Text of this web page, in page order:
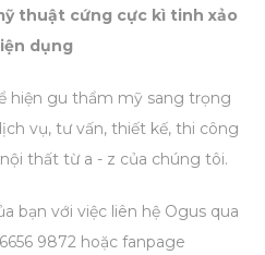
thuật cứng cực kì tinh xảo
dụng
hiện gu thẩm mỹ sang trọng
vụ, tư vấn, thiết kế, thi công
thất từ a - z của chúng tôi.
bạn với việc liên hệ Ogus qua
9872 hoặc fanpage